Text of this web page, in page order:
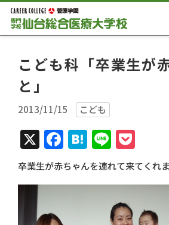
こども科「卒業生が
と」
2013/11/15 こども
X Facebook
Hatena
Line
卒業生が赤ちゃんを連れて来てくれま